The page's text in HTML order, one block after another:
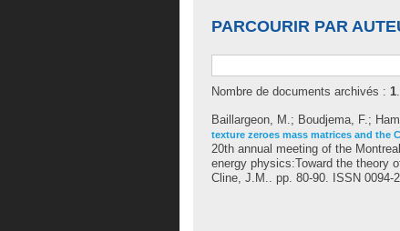
PARCOURIR PAR
Nombre de documents archivés : 1.
Baillargeon, M.; Boudjema, F.;
texture zeroes mass matrices and the
20th annual meeting of the
energy physics:Toward the theory
Cline, J.M.. pp. 80-90. ISSN 0094-